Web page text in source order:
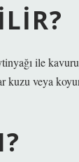
ile
kuzu veya